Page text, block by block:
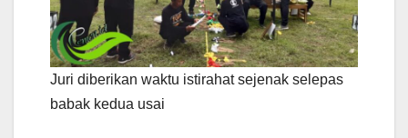
Juri diberikan waktu istirahat sejenak selepas
babak kedua usai